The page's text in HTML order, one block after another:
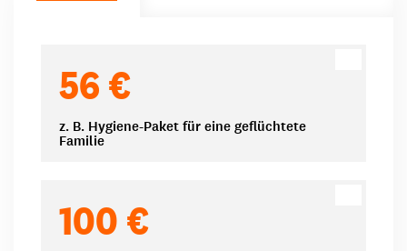
56 €
z. B. Hygiene-Paket für eine geflüchtete
Familie
100 €